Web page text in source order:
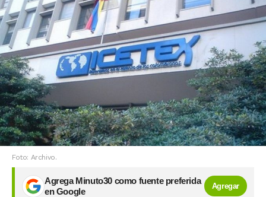
Foto: Archivo.
Agrega Minuto30 como fuente preferida
en Google
Agregar